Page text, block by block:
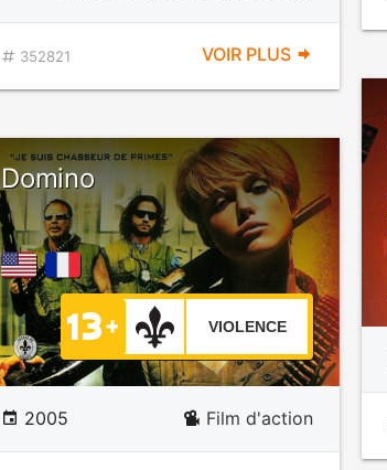
352821 VOIR PLUS
Domino
VIOLENCE
2005 Film d'action